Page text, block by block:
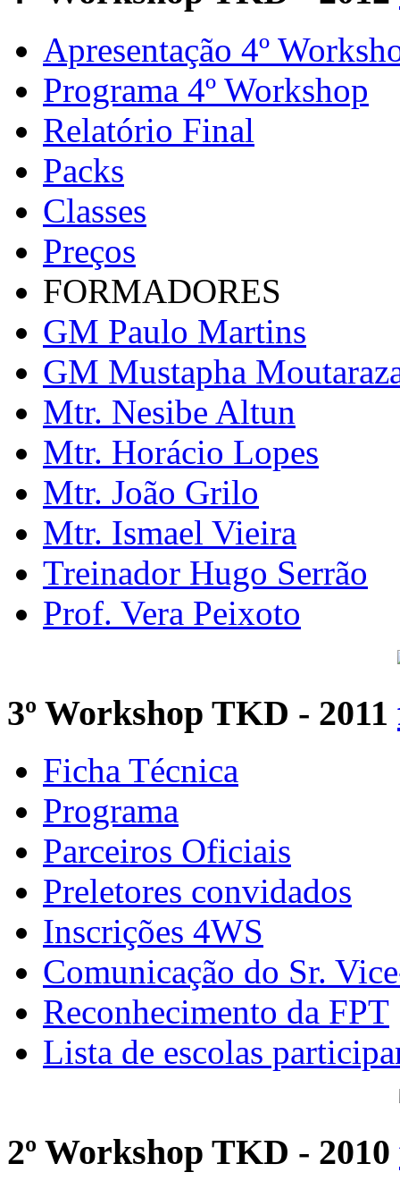
Apresentação 4º
Programa 4º Workshop
Relatório Final
Packs
Classes
Preços
FORMADORES
GM Paulo Martins
GM Mustapha
Mtr. Nesibe Altun
Mtr. Horácio Lopes
Mtr. João Grilo
Mtr. Ismael Vieira
Treinador Hugo Serrão
Prof. Vera Peixoto
3º Workshop TKD - 2011
Ficha Técnica
Programa
Parceiros Oficiais
Preletores convidados
Inscrições 4WS
Comunicação do Sr.
Reconhecimento da FPT
Lista de escolas
2º Workshop TKD - 2010